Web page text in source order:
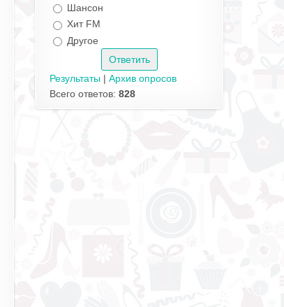
Шансон
Хит FM
Другое
Результаты | Архив опросов
Всего ответов: 828